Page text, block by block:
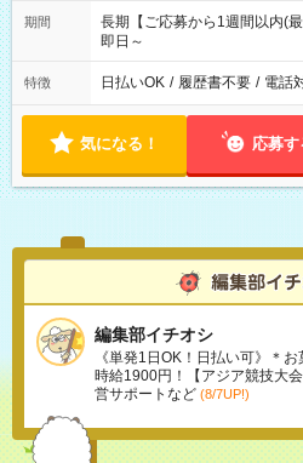
期間
長期【ご応募から1週間以内(
即日～
特徴 日払いOK / 履歴書不要 / 電話
気になる！ 応募す
編集部イチオシ
《単発1日OK！日払い可》＊
時給1900円！【アジア競技大
営サポートなど (8/7UP!)